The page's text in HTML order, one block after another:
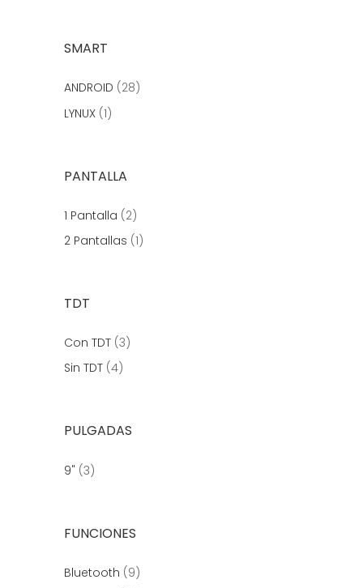
SMART
ANDROID (28)
LYNUX (1)
PANTALLA
1 Pantalla (2)
2 Pantallas (1)
TDT
Con TDT (3)
Sin TDT (4)
PULGADAS
9" (3)
FUNCIONES
Bluetooth (9)